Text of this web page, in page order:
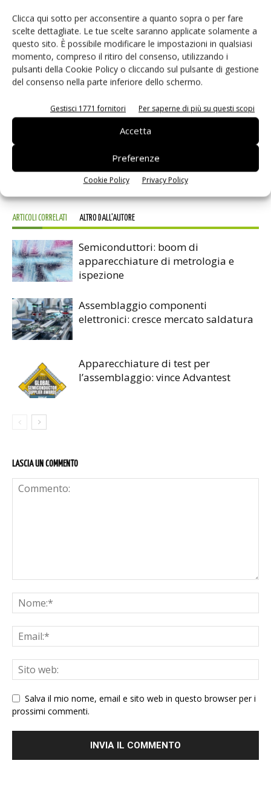
Clicca qui sotto per acconsentire a quanto sopra o per fare
scelte dettagliate. Le tue scelte saranno applicate solamente a
questo sito. È possibile modificare le impostazioni in qualsiasi
momento, compreso il ritiro del consenso, utilizzando i
pulsanti della Cookie Policy o cliccando sul pulsante di gestione
del consenso nella parte inferiore dello schermo.
Gestisci 1771 fornitori Per saperne di più su questi scopi
Accetta
Preferenze
Cookie Policy Privacy Policy
TAG Advantest Premi Test
Twitter
ARTICOLI CORRELATI ALTRO DALL'AUTORE
Semiconduttori: boom di
apparecchiature di metrologia e
ispezione
Assemblaggio componenti
elettronici: cresce mercato saldatura
Apparecchiature di test per
l’assemblaggio: vince Advantest
LASCIA UN COMMENTO
Salva il mio nome, email e sito web in questo browser per i
prossimi commenti.